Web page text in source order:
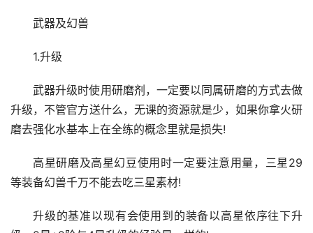
武器及幻兽
1.升级
武器升级时使用研磨剂，一定要以同属研磨的方式去做
升级，不管官方送什么，无课的资源就是少，如果你拿火研
磨去强化水基本上在全练的概念里就是损失!
高星研磨及高星幻豆使用时一定要注意用量，三星29
等装备幻兽千万不能去吃三星素材!
升级的基准以现有会使用到的装备以高星依序往下升